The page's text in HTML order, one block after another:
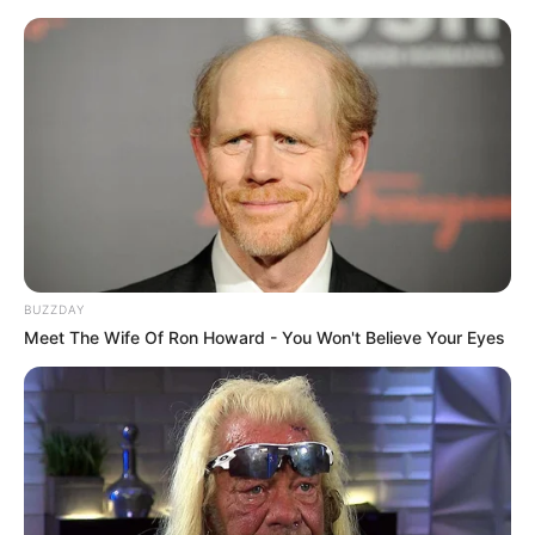
Volksfeste in Nordrhein-Westfalen
Links zu weiteren regelmäßigen Veranstaltungen
in Nordrhein-Westfalen:
St. Georgsritt in Kallmuth (Reiterprozession)
Mahl- und Backtage im Mühlenkreis von Minden-Lü
Dürpelfest in Solingen-Ohligs
Veranstaltungen in den anderen Bundesländern:
Kostenlose Veranstaltungen
Veranstaltungsübersichten nach Bundesländern
BUZZDAY
Meet The Wife Of Ron Howard - You Won't Believe Your Eyes